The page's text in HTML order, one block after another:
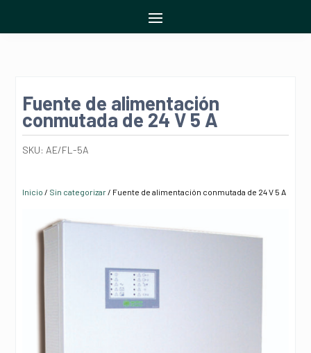
Fuente de alimentación
conmutada de 24 V 5 A
SKU: AE/FL-5A
Inicio / Sin categorizar/ Fuente de alimentación conmutada de 24 V 5 A